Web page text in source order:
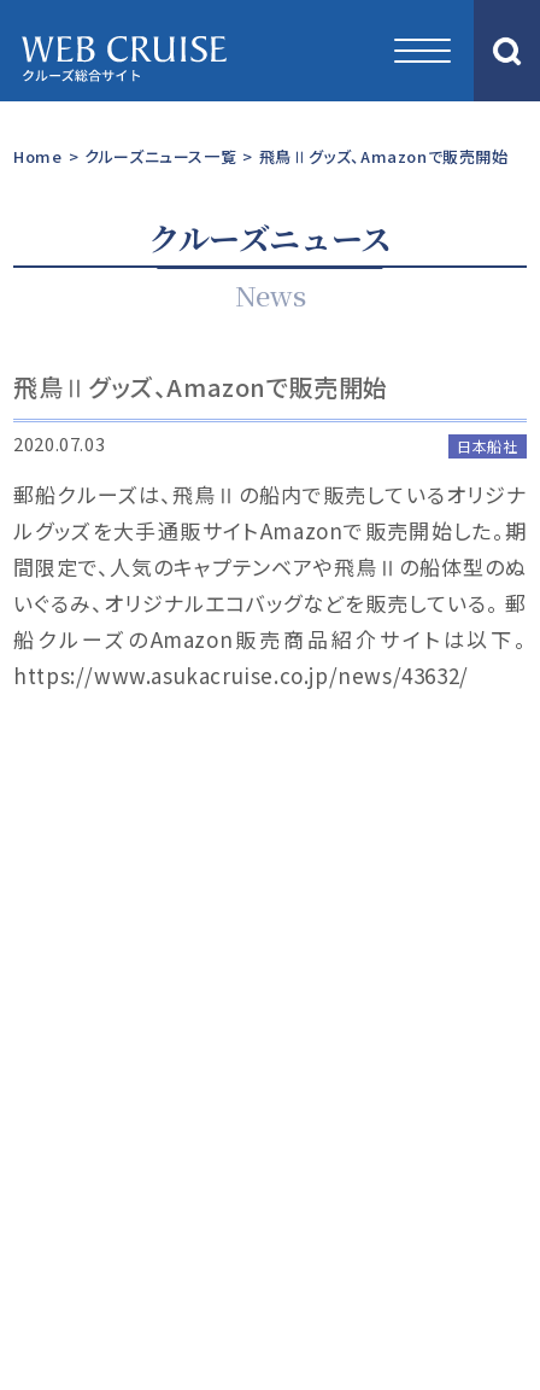
Home > クルーズニュース一覧 > 飛鳥Ⅱグッズ、Amazonで販売開始
クルーズニュース
News
飛鳥Ⅱグッズ、Amazonで販売開始
2020.07.03 日本船社
郵船クルーズは、飛鳥Ⅱの船内で販売しているオリジナ
ルグッズを大手通販サイトAmazonで販売開始した。期
間限定で、人気のキャプテンベアや飛鳥Ⅱの船体型のぬ
いぐるみ、オリジナルエコバッグなどを販売している。 郵
船クルーズのAmazon販売商品紹介サイトは以下。
https://www.asukacruise.co.jp/news/43632/